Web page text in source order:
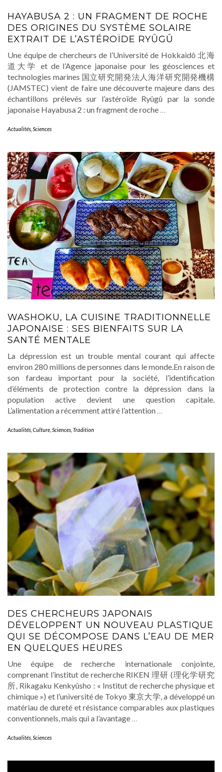
HAYABUSA 2 : UN FRAGMENT DE ROCHE
DES ORIGINES DU SYSTÈME SOLAIRE
EXTRAIT DE L’ASTÉROÏDE RYÛGÛ
Une équipe de chercheurs de l’Université de Hokkaidô 北海
道大学 et de l’Agence japonaise pour les géosciences et
technologies marines 国立研究開発法人海洋研究開発機構
(JAMSTEC) vient de faire une découverte majeure dans des
échantillons prélevés sur l’astéroïde Ryûgû par la sonde
japonaise Hayabusa 2 : un fragment de roche …
Actualités Sciences
WASHOKU, LA CUISINE TRADITIONNELLE
JAPONAISE : SES BIENFAITS SUR LA
SANTÉ MENTALE
La dépression est un trouble mental courant qui affecte
environ 280 millions de personnes dans le monde.En raison de
son fardeau important pour la société, l’identification
d’éléments de protection contre la dépression dans la
population active devient une question capitale.
L’alimentation a récemment attiré l’attention
Actualités Culture Sciences Tradition
DES CHERCHEURS JAPONAIS
DÉVELOPPENT UN NOUVEAU PLASTIQUE
QUI SE DÉCOMPOSE DANS L’EAU DE MER
EN QUELQUES HEURES
Une équipe de recherche internationale conjointe,
comprenant l’institut de recherche RIKEN 理研 (理化学研究
所, Rikagaku Kenkyûsho : « Institut de recherche physique et
chimique ») et l’université de Tokyo 東京大学, a développé un
matériau de dureté et résistance comparables aux plastiques
conventionnels, mais qui a l’avantage
Actualités Sciences